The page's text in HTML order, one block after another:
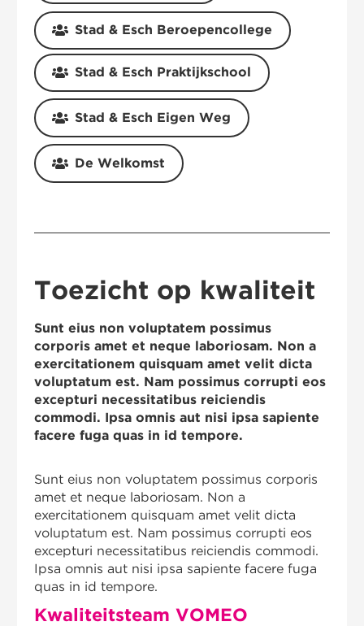
Stad & Esch Beroepencollege
Stad & Esch Praktijkschool
Stad & Esch Eigen Weg
De Welkomst
Toezicht op kwaliteit
Sunt eius non voluptatem possimus
corporis amet et neque laboriosam. Non a
exercitationem quisquam amet velit dicta
voluptatum est. Nam possimus corrupti eos
excepturi necessitatibus reiciendis
commodi. Ipsa omnis aut nisi ipsa sapiente
facere fuga quas in id tempore.
Sunt eius non voluptatem possimus corporis
amet et neque laboriosam. Non a
exercitationem quisquam amet velit dicta
voluptatum est. Nam possimus corrupti eos
excepturi necessitatibus reiciendis commodi.
Ipsa omnis aut nisi ipsa sapiente facere fuga
quas in id tempore.
Kwaliteitsteam VOMEO